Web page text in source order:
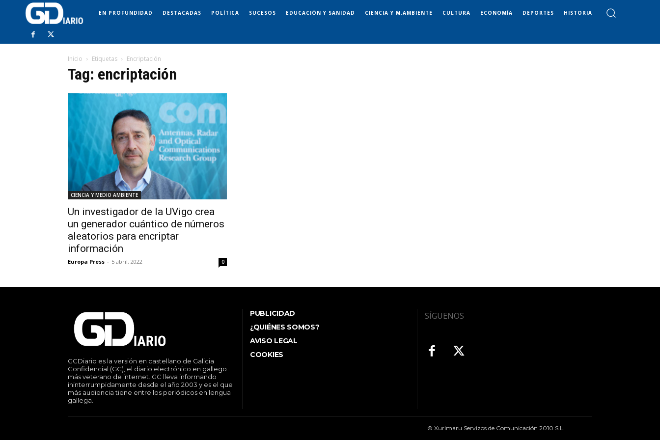
EN PROFUNDIDAD DESTACADAS POLÍTICA SUCESOS EDUCACIÓN Y SANIDAD CIENCIA Y M.AMBIENTE CULTURA ECONOMÍA DEPORTES HISTORIA
Inicio Etiquetas Encriptación
Tag: encriptación
CIENCIA Y MEDIO AMBIENTE
Un investigador de la UVigo crea
un generador cuántico de números
aleatorios para encriptar
información
Europa Press - 5 abril, 2022 0
GCDiario es la versión en castellano de Galicia
Confidencial (GC), el diario electrónico en gallego
más veterano de internet. GC lleva informando
ininterrumpidamente desde el año 2003 y es el que
más audiencia tiene entre los periódicos en lengua
gallega.
PUBLICIDAD
¿QUIÉNES SOMOS?
AVISO LEGAL
COOKIES
SÍGUENOS
© Xurimaru Servizos de Comunicación 2010 S.L.